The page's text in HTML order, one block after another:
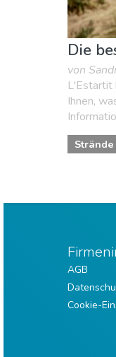
Die
von
L'Estartit
Ihnen,
Strände
AGB
Cookie-